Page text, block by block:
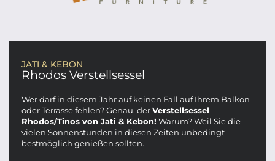
JATI & KEBON
Rhodos Verstellsessel
Wer darf in diesem Jahr auf keinen Fall auf Ihrem Balkon
oder Terrasse fehlen? Genau, derVerstellsessel
Rhodos/Tinos von Jati & Kebon! Warum? Weil Sie die
vielen Sonnenstunden in diesen Zeiten unbedingt
bestmöglich genießen sollten.